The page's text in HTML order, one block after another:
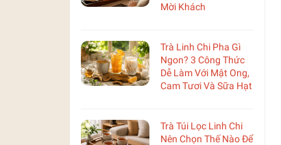
Mời Khách
Trà Linh Chi Pha Gì
Ngon? 3 Công Thức
Dễ Làm Với Mật Ong,
Cam Tươi Và Sữa Hạt
Trà Túi Lọc Linh Chi
Nên Chọn Thế Nào Để